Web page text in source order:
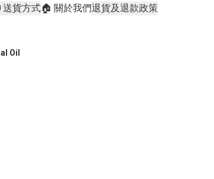
送貨方式🏠 關於我們退貨及退款政策
Oil